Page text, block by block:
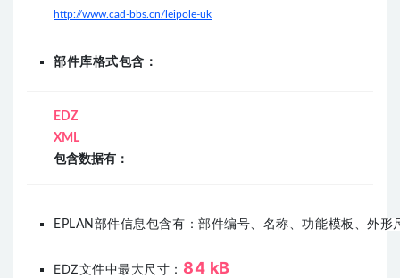
http://www.cad-bbs.cn/leipole-uk
部件库格式包含：
EDZ
XML
包含数据有：
EPLAN部件信息包含有：部件编号、名称、功能模板、外形
EDZ文件中最大尺寸： 84 kB